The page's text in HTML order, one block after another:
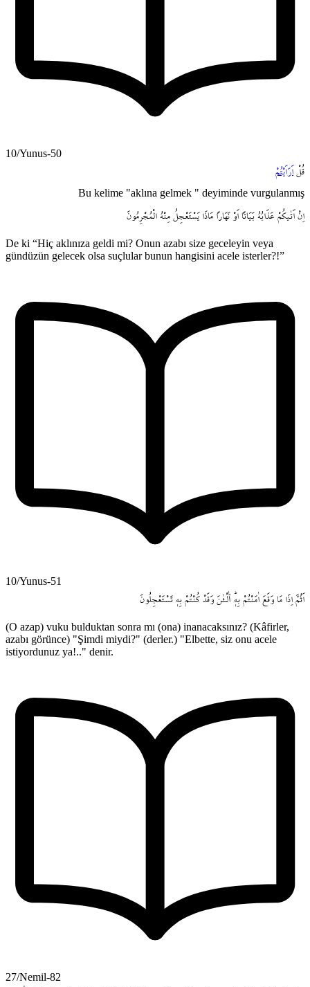
10/Yunus-50
قُلْ اَرَاَيْتُمْ
Bu kelime "aklına gelmek " deyiminde vurgulanmış
اِنْ اَتٰيكُمْ عَذَابُهُ بَيَاتاً اَوْ نَهَاراً مَاذَا يَسْتَعْجِلُ مِنْهُ الْمُجْرِمُونَ
De ki “Hiç aklınıza geldi mi? Onun azabı size geceleyin veya
gündüzün gelecek olsa suçlular bunun hangisini acele isterler?!”
10/Yunus-51
اَثُمَّ اِذَا مَا وَقَعَ اٰمَنْتُمْ بِه۪ۜ آٰلْـٰٔنَ وَقَدْ كُنْتُمْ بِه۪ تَسْتَعْجِلُونَ
(O azap) vuku bulduktan sonra mı (ona) inanacaksınız? (Kâfirler,
azabı görünce) "Şimdi miydi?" (derler.) "Elbette, siz onu acele
istiyordunuz ya!.." denir.
27/Nemil-82